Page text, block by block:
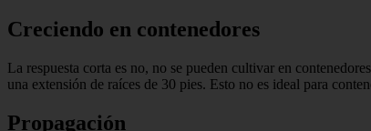
Creciendo en contenedores
La respuesta corta es no, no se pueden cultivar en
una extensión de raíces de 30 pies. Esto no es ideal para
Propagación